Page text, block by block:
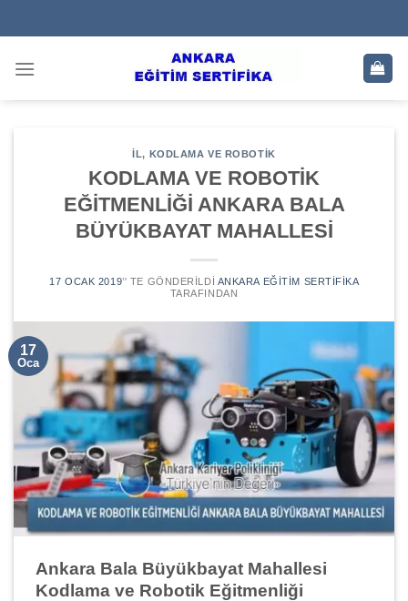
to
IL, KODLAMA VE ROBOTIK
KODLAMA VE ROBOTİK
EĞİTMENLİĞİ ANKARA BALA
BÜYÜKBAYAT MAHALLESİ
17 OCAK 2019’' TE GÖNDERILDI ANKARA EĞITIM SERTIFIKA
TARAFINDAN
17
Oca
Ankara Bala Büyükbayat Mahallesi
Kodlama ve Robotik Eğitmenliği